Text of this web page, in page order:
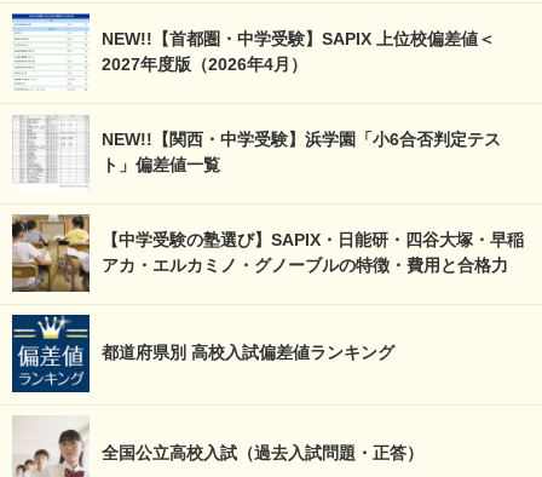
NEW!!【首都圏・中学受験】SAPIX 上位校偏差値＜
2027年度版（2026年4月）
NEW!!【関西・中学受験】浜学園「小6合否判定テス
ト」偏差値一覧
【中学受験の塾選び】SAPIX・日能研・四谷大塚・早稲
アカ・エルカミノ・グノーブルの特徴・費用と合格力
都道府県別 高校入試偏差値ランキング
全国公立高校入試（過去入試問題・正答）